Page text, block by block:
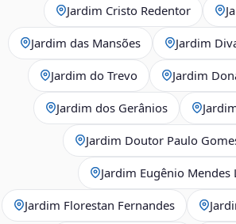
Jardim Cristo Redentor
Jardim das Mansões Jardim
Jardim do Trevo Jardim
Jardim dos Gerânios
Jardim Doutor Paulo
Jardim Eugênio Mendes
Jardim Florestan Fernandes